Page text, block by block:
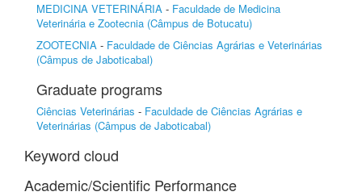
MEDICINA VETERINÁRIA - Faculdade de Medicina
Veterinária e Zootecnia (Câmpus de Botucatu)
ZOOTECNIA - Faculdade de Ciências Agrárias e Veterinárias
(Câmpus de Jaboticabal)
Graduate programs
Ciências Veterinárias - Faculdade de Ciências Agrárias e
Veterinárias (Câmpus de Jaboticabal)
Keyword cloud
Academic/Scientific Performance